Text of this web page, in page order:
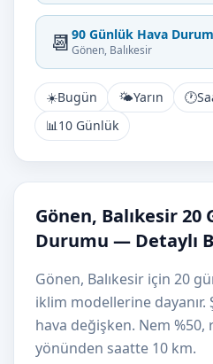
📆 90 Günlük Hava
Gönen, Balıkesir
☀️Bugün 🌤️Yarın 🕐
📊10 Günlük
Gönen, Balıkesir 20
Durumu — Detaylı
Gönen, Balıkesir için 20
iklim modellerine dayanır.
hava değişken. Nem %50,
yönünden saatte 10 km.